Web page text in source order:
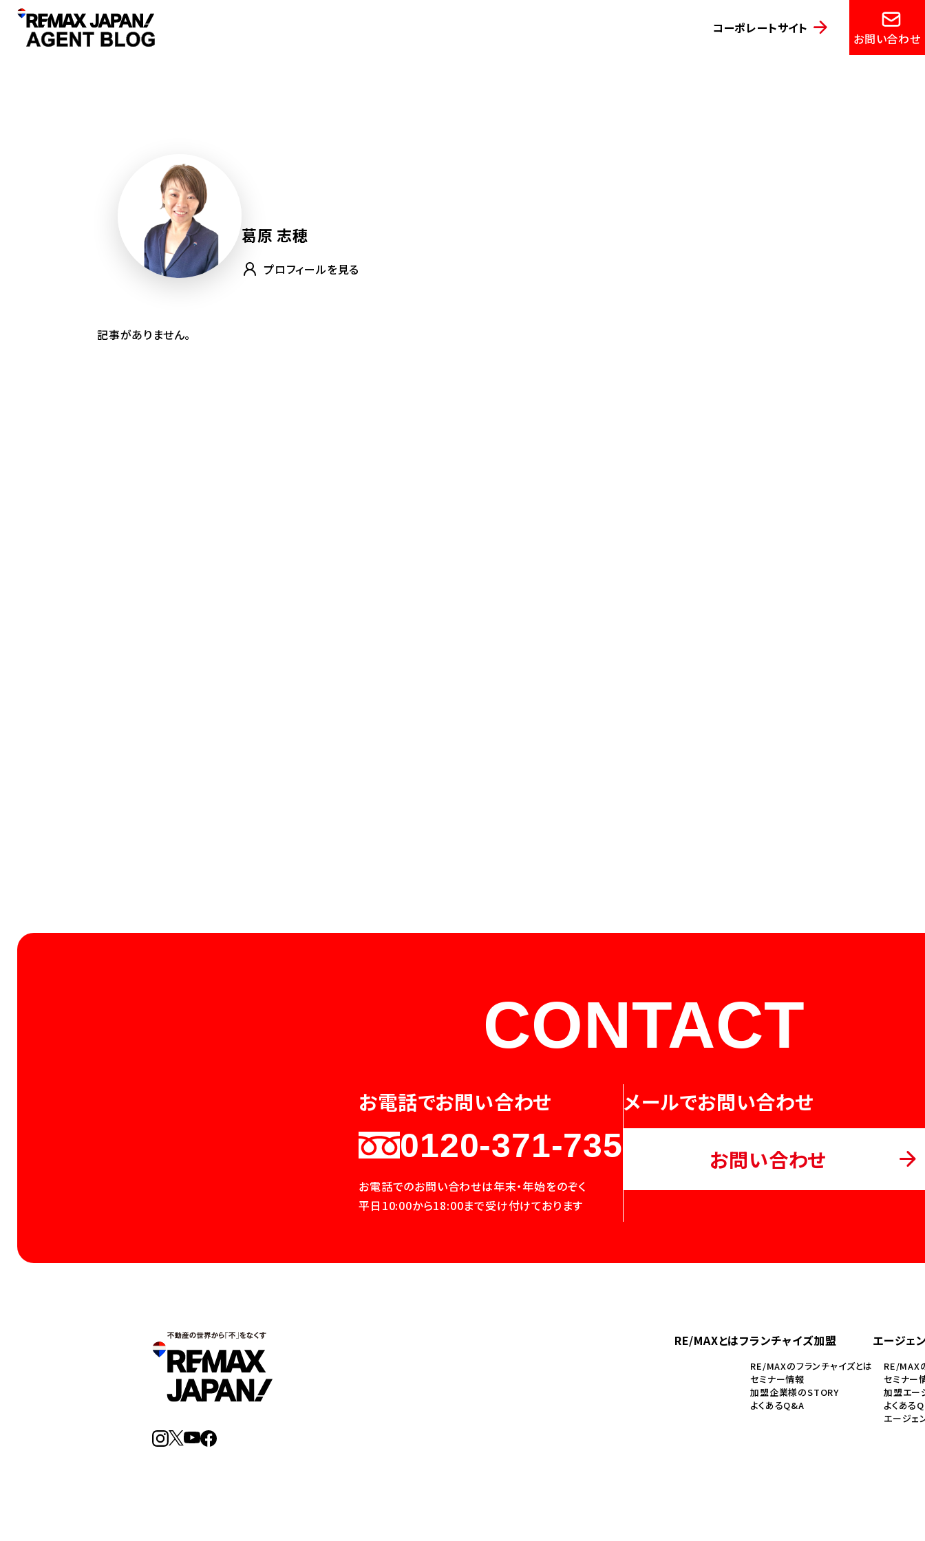
コーポレートサイト
お問い合わせ
葛原 志穂
プロフィールを見る
記事がありません。
CONTACT
お電話でお問い合わせ
0120-371-735
お電話でのお問い合わせは年末・年始をのぞく
平日10:00から18:00まで受け付けております
メールでお問い合わせ
お問い合わせ
RE/MAXとはフランチャイズ加盟
RE/MAXのフランチャイズとは
セミナー情報
加盟企業様のSTORY
よくあるQ&A
エージェ
RE/MAX
セミナー
加盟エー
よくある
エージェ